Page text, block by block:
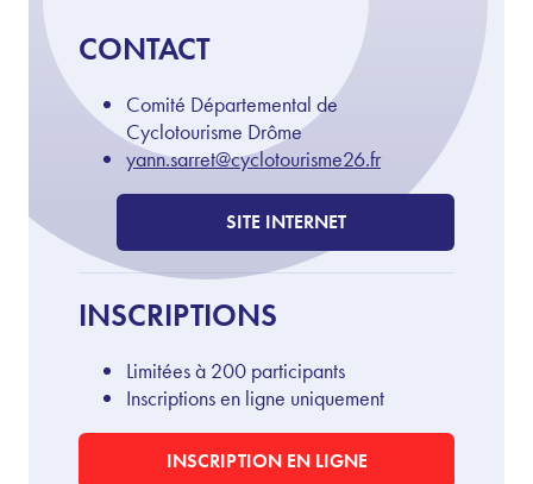
CONTACT
Comité Départemental de
Cyclotourisme Drôme
yann.sarret@cyclotourisme26.fr
SITE INTERNET
INSCRIPTIONS
Limitées à 200 participants
Inscriptions en ligne uniquement
INSCRIPTION EN LIGNE